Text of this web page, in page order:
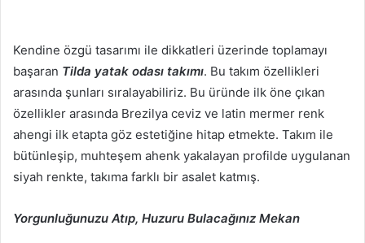
Kendine özgü tasarımı ile dikkatleri üzerinde toplamayı
başaran Tilda yatak odası takımı. Bu takım özellikleri
arasında şunları sıralayabiliriz. Bu üründe ilk öne çıkan
özellikler arasında Brezilya ceviz ve latin mermer renk
ahengi ilk etapta göz estetiğine hitap etmekte. Takım ile
bütünleşip, muhteşem ahenk yakalayan profilde uygulanan
siyah renkte, takıma farklı bir asalet katmış.
Yorgunluğunuzu Atıp, Huzuru Bulacağınız Mekan